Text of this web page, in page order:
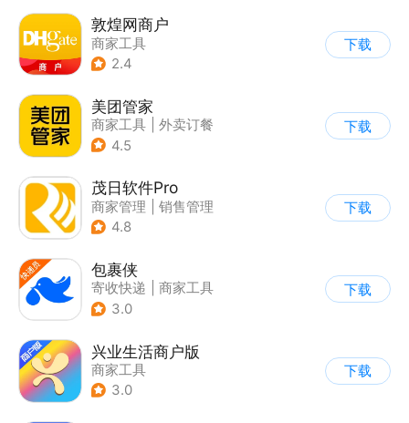
敦煌网商户
商家工具
2.4
下载
美团管家
商家工具
外卖订餐
4.5
下载
茂日软件Pro
商家管理
销售管理
4.8
下载
包裹侠
寄收快递
商家工具
3.0
下载
兴业生活商户版
商家工具
3.0
下载